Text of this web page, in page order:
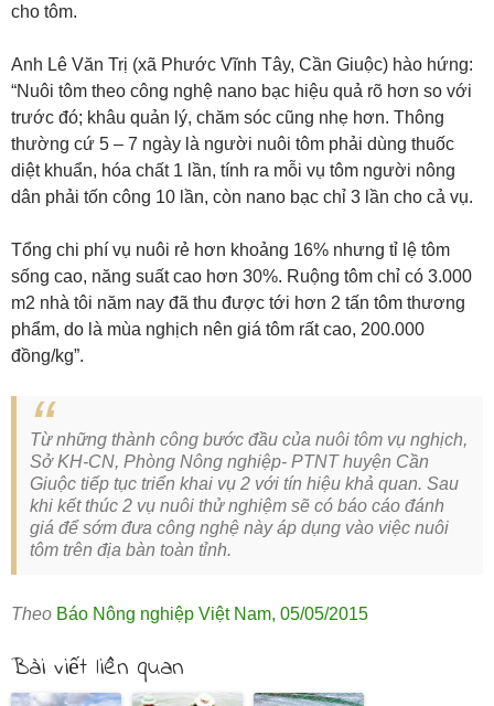
cho tôm.
Anh Lê Văn Trị (xã Phước Vĩnh Tây, Cần Giuộc) hào hứng:
“Nuôi tôm theo công nghệ nano bạc hiệu quả rõ hơn so với
trước đó; khâu quản lý, chăm sóc cũng nhẹ hơn. Thông
thường cứ 5 – 7 ngày là người nuôi tôm phải dùng thuốc
diệt khuẩn, hóa chất 1 lần, tính ra mỗi vụ tôm người nông
dân phải tốn công 10 lần, còn nano bạc chỉ 3 lần cho cả vụ.
Tổng chi phí vụ nuôi rẻ hơn khoảng 16% nhưng tỉ lệ tôm
sống cao, năng suất cao hơn 30%. Ruộng tôm chỉ có 3.000
m2 nhà tôi năm nay đã thu được tới hơn 2 tấn tôm thương
phẩm, do là mùa nghịch nên giá tôm rất cao, 200.000
đồng/kg”.
Từ những thành công bước đầu của nuôi tôm vụ nghịch,
Sở KH-CN, Phòng Nông nghiệp- PTNT huyện Cần
Giuộc tiếp tục triển khai vụ 2 với tín hiệu khả quan. Sau
khi kết thúc 2 vụ nuôi thử nghiệm sẽ có báo cáo đánh
giá để sớm đưa công nghệ này áp dụng vào việc nuôi
tôm trên địa bàn toàn tỉnh.
Theo Báo Nông nghiệp Việt Nam, 05/05/2015
Bài viết liên quan